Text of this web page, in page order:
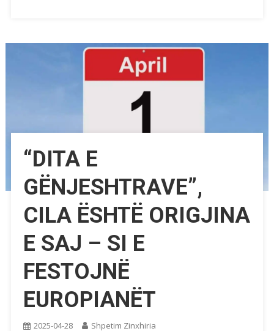
“DITA E
GËNJESHTRAVE”,
CILA ËSHTË ORIGJINA
E SAJ – SI E
FESTOJNË
EUROPIANËT
2025-04-28 Shpetim Zinxhiria